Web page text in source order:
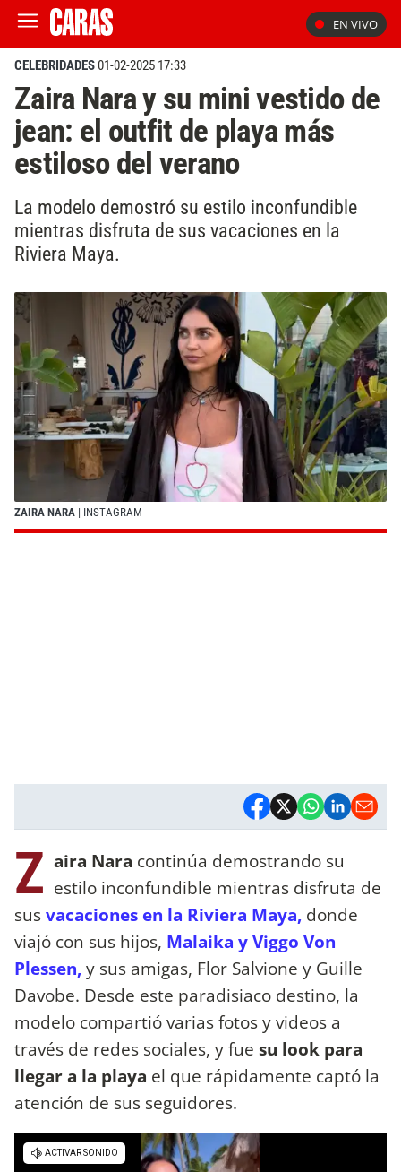
EN VIVO
CELEBRIDADES01-02-2025 17:33
Zaira Nara y su mini vestido de
jean: el outfit de playa más
estiloso del verano
La modelo demostró su estilo inconfundible
mientras disfruta de sus vacaciones en la
Riviera Maya.
ZAIRA NARA | INSTAGRAM
Z aira Nara continúa demostrando su
estilo inconfundible mientras disfruta de
susvacaciones en la Riviera Maya, donde
viajó con sus hijos, Malaika y Viggo Von
Plessen,y sus amigas, Flor Salvione y Guille
Davobe. Desde este paradisiaco destino, la
modelo compartió varias fotos y videos a
través de redes sociales, y fue su look para
llegar a la playa el que rápidamente captó la
atención de sus seguidores.